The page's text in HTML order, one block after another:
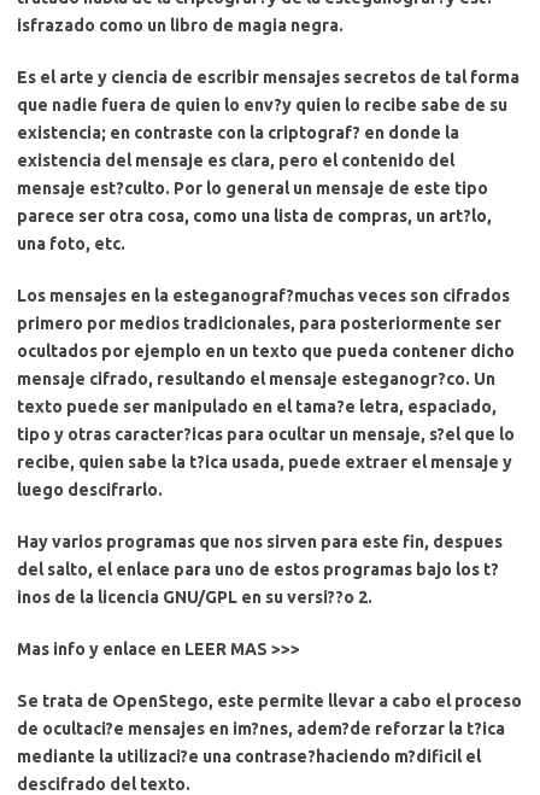
isfrazado como un libro de magia negra.
Es el arte y ciencia de escribir mensajes secretos de tal forma
que nadie fuera de quien lo env?y quien lo recibe sabe de su
existencia; en contraste con la criptograf? en donde la
existencia del mensaje es clara, pero el contenido del
mensaje est?culto. Por lo general un mensaje de este tipo
parece ser otra cosa, como una lista de compras, un art?lo,
una foto, etc.
Los mensajes en la esteganograf?muchas veces son cifrados
primero por medios tradicionales, para posteriormente ser
ocultados por ejemplo en un texto que pueda contener dicho
mensaje cifrado, resultando el mensaje esteganogr?co. Un
texto puede ser manipulado en el tama?e letra, espaciado,
tipo y otras caracter?icas para ocultar un mensaje, s?el que lo
recibe, quien sabe la t?ica usada, puede extraer el mensaje y
luego descifrarlo.
Hay varios programas que nos sirven para este fin, despues
del salto, el enlace para uno de estos programas bajo los t?
inos de la licencia GNU/GPL en su versi??o 2.
Mas info y enlace en LEER MAS >>>
Se trata de OpenStego, este permite llevar a cabo el proceso
de ocultaci?e mensajes en im?nes, adem?de reforzar la t?ica
mediante la utilizaci?e una contrase?haciendo m?dificil el
descifrado del texto.